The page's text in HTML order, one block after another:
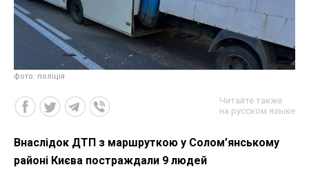
фото: поліція
Читайте также
на русском языке
Внаслідок ДТП з маршруткою у Солом’янському
районі Києва постраждали 9 людей